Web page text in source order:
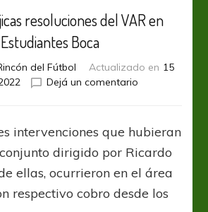
resoluciones del VAR en
Estudiantes Boca
del Fútbol Actualizado en 15
Dejá un comentario
resoluciones
del
VAR
en
Boca
intervenciones que hubieran
dirigido por Ricardo
ellas, ocurrieron en el área
respectivo cobro desde los